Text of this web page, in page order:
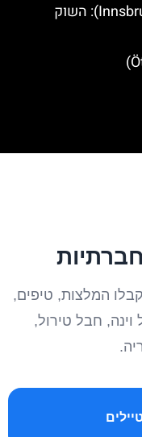
שוק אינסברוק (Innsbrucker Markthalle): השוק
המלצות, טיפים,
וינה, חבל טירול,